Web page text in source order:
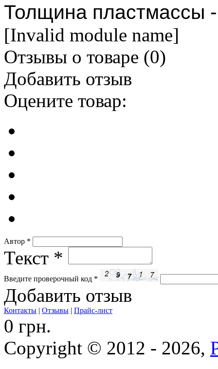
​Толщина пластмассы
[Invalid module name]
Отзывы о товаре (0)
Добавить отзыв
Оцените товар:
Автор *
Текст *
Введите проверочный код *
Добавить отзыв
Контакты | Отзывы | Прайс-лист
0 грн.
Copyright © 2012 - 2026,